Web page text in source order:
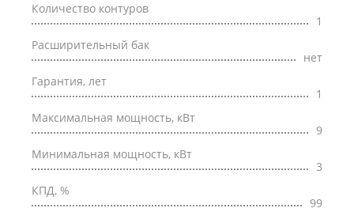
Количество контуров
1
Расширительный бак
нет
Гарантия, лет
1
Максимальная мощность, кВт
9
Минимальная мощность, кВт
3
КПД, %
99